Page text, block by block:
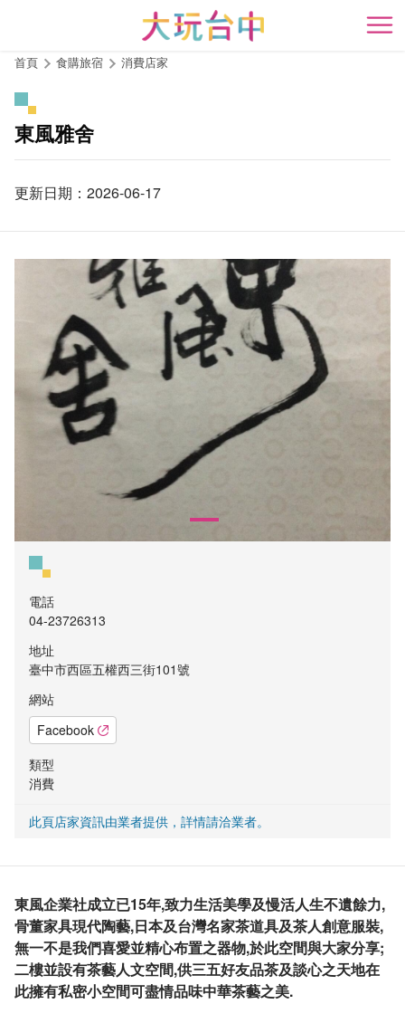
開
首頁 食購旅宿 消費店家
東風雅舍
更新日期：2026-06-17
電話
04-23726313
地址
臺中市西區五權西三街101號
網站
Facebook
類型
消費
此頁店家資訊由業者提供，詳情請洽業者。
東風企業社成立已15年,致力生活美學及慢活人生不遺餘力,
骨董家具現代陶藝,日本及台灣名家茶道具及茶人創意服裝,
無一不是我們喜愛並精心布置之器物,於此空間與大家分享;
二樓並設有茶藝人文空間,供三五好友品茶及談心之天地在
此擁有私密小空間可盡情品味中華茶藝之美.